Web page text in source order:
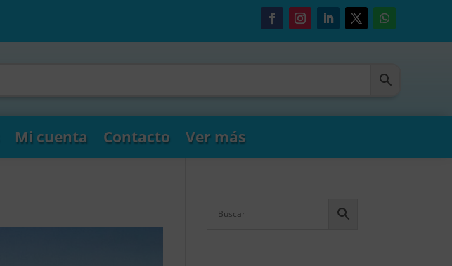
Mi cuenta Contacto Ver más